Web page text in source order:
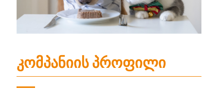
კომპანიის პროფილი